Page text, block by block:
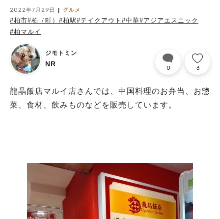
2022年7月29日 グルメ
#柏市#柏（町） #柏駅#テイクアウト #中華#アジアエスニック
#柏マルイ
ジモトミン
NR 0 3
龍晶飯店マルイ店さんでは、中国料理のお弁当、お惣
菜、食材、飲みものなどを販売しています。